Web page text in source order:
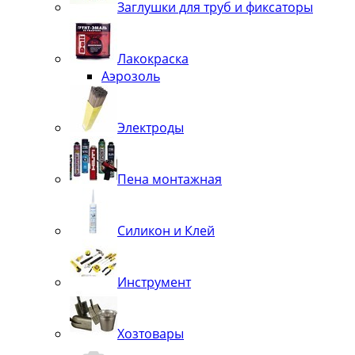
Заглушки для труб и фиксаторы
Лакокраска
Аэрозоль
Электроды
Пена монтажная
Силикон и Клей
Инструмент
Хозтовары